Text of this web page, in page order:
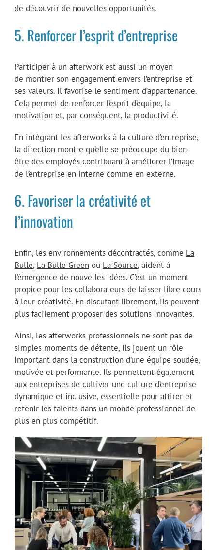
de découvrir de nouvelles opportunités.
5. Renforcer l’esprit d’entreprise
Participer à un afterwork est aussi un moyen
de montrer son engagement envers l’entreprise et
ses valeurs. Il favorise le sentiment d’appartenance.
Cela permet de renforcer l’esprit d’équipe, la
motivation et, par conséquent, la productivité.
En intégrant les afterworks à la culture d’entreprise,
la direction montre qu’elle se préoccupe du bien-
être des employés contribuant à améliorer l’image
de l’entreprise en interne comme en externe​.
6. Favoriser la créativité et
l’innovation
Enfin, les environnements décontractés, comme La
Bulle, La Bulle Greenou La Source, aident à
l’émergence de nouvelles idées. C’est un moment
propice pour les collaborateurs de laisser libre cours
à leur créativité. En discutant librement, ils peuvent
plus facilement proposer des solutions innovantes.
Ainsi, les afterworks professionnels ne sont pas de
simples moments de détente, ils jouent un rôle
important dans la construction d’une équipe soudée,
motivée et performante. Ils permettent également
aux entreprises de cultiver une culture d’entreprise
dynamique et inclusive, essentielle pour attirer et
retenir les talents dans un monde professionnel de
plus en plus compétitif.